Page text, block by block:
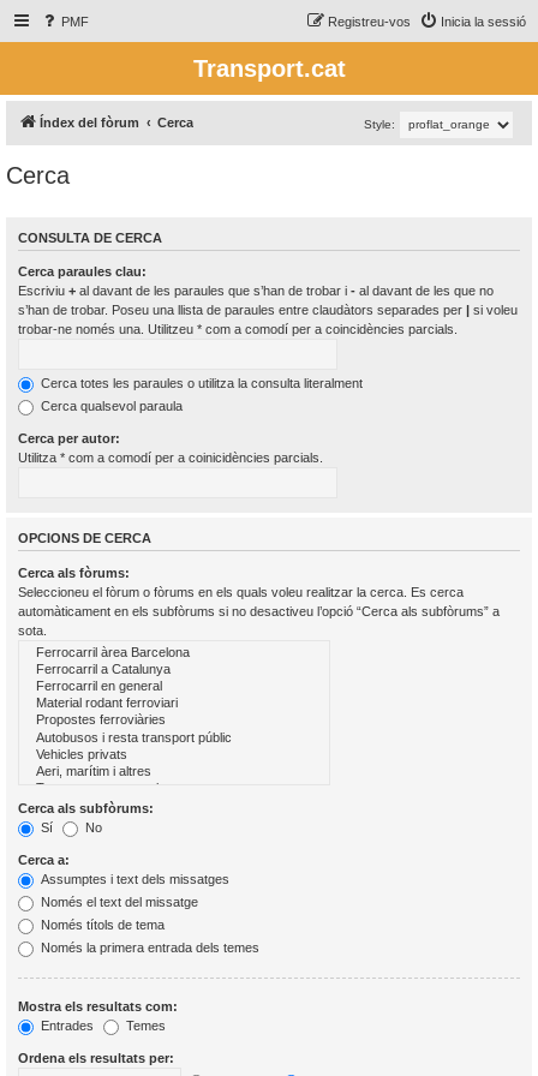
PMF Inicia la sessió
Registreu-vos
Transport.cat
Índex del fòrum Cerca Style:
Cerca
CONSULTA DE CERCA
Cerca paraules clau:
Escriviu + al davant de les paraules que s’han de trobar i - al davant de les que no
s’han de trobar. Poseu una llista de paraules entre claudàtors separades per | si voleu
trobar-ne només una. Utilitzeu * com a comodí per a coincidències parcials.
Cerca totes les paraules o utilitza la consulta literalment
Cerca qualsevol paraula
Cerca per autor:
Utilitza * com a comodí per a coinicidències parcials.
OPCIONS DE CERCA
Cerca als fòrums:
Seleccioneu el fòrum o fòrums en els quals voleu realitzar la cerca. Es cerca
automàticament en els subfòrums si no desactiveu l’opció “Cerca als subfòrums” a
sota.
Cerca als subfòrums:
Sí
No
Cerca a:
Assumptes i text dels missatges
Només el text del missatge
Només títols de tema
Només la primera entrada dels temes
Mostra els resultats com:
Entrades
Temes
Ordena els resultats per: